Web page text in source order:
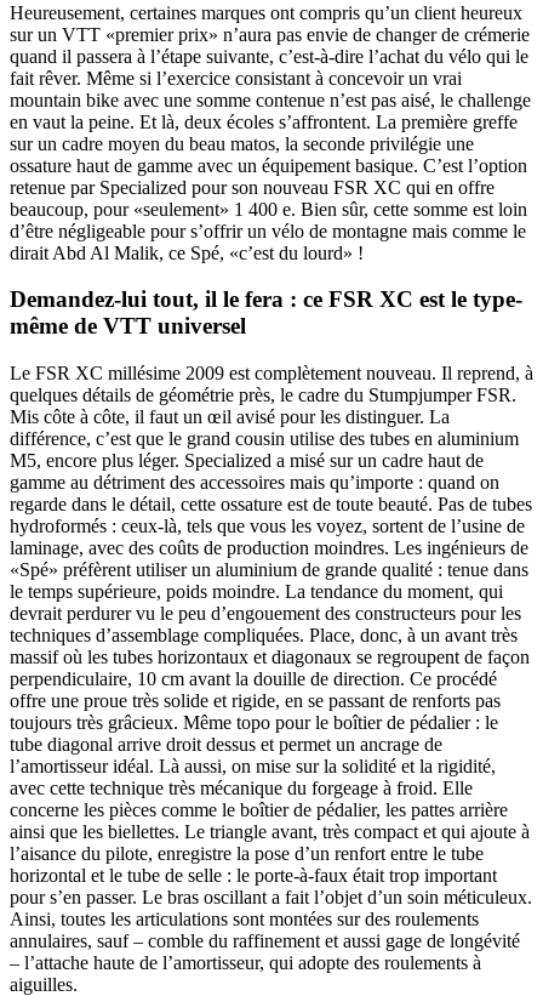
Heureusement, certaines marques ont compris qu’un client heureux
sur un VTT «premier prix» n’aura pas envie de changer de crémerie
quand il passera à l’étape suivante, c’est-à-dire l’achat du vélo qui le
fait rêver. Même si l’exercice consistant à concevoir un vrai
mountain bike avec une somme contenue n’est pas aisé, le challenge
en vaut la peine. Et là, deux écoles s’affrontent. La première greffe
sur un cadre moyen du beau matos, la seconde privilégie une
ossature haut de gamme avec un équipement basique. C’est l’option
retenue par Specialized pour son nouveau FSR XC qui en offre
beaucoup, pour «seulement» 1 400 e. Bien sûr, cette somme est loin
d’être négligeable pour s’offrir un vélo de montagne mais comme le
dirait Abd Al Malik, ce Spé, «c’est du lourd» !
Demandez-lui tout, il le fera : ce FSR XC est le type-
même de VTT universel
Le FSR XC millésime 2009 est complètement nouveau. Il reprend, à
quelques détails de géométrie près, le cadre du Stumpjumper FSR.
Mis côte à côte, il faut un œil avisé pour les distinguer. La
différence, c’est que le grand cousin utilise des tubes en aluminium
M5, encore plus léger. Specialized a misé sur un cadre haut de
gamme au détriment des accessoires mais qu’importe : quand on
regarde dans le détail, cette ossature est de toute beauté. Pas de tubes
hydroformés : ceux-là, tels que vous les voyez, sortent de l’usine de
laminage, avec des coûts de production moindres. Les ingénieurs de
«Spé» préfèrent utiliser un aluminium de grande qualité : tenue dans
le temps supérieure, poids moindre. La tendance du moment, qui
devrait perdurer vu le peu d’engouement des constructeurs pour les
techniques d’assemblage compliquées. Place, donc, à un avant très
massif où les tubes horizontaux et diagonaux se regroupent de façon
perpendiculaire, 10 cm avant la douille de direction. Ce procédé
offre une proue très solide et rigide, en se passant de renforts pas
toujours très grâcieux. Même topo pour le boîtier de pédalier : le
tube diagonal arrive droit dessus et permet un ancrage de
l’amortisseur idéal. Là aussi, on mise sur la solidité et la rigidité,
avec cette technique très mécanique du forgeage à froid. Elle
concerne les pièces comme le boîtier de pédalier, les pattes arrière
ainsi que les biellettes. Le triangle avant, très compact et qui ajoute à
l’aisance du pilote, enregistre la pose d’un renfort entre le tube
horizontal et le tube de selle : le porte-à-faux était trop important
pour s’en passer. Le bras oscillant a fait l’objet d’un soin méticuleux.
Ainsi, toutes les articulations sont montées sur des roulements
annulaires, sauf – comble du raffinement et aussi gage de longévité
– l’attache haute de l’amortisseur, qui adopte des roulements à
aiguilles.